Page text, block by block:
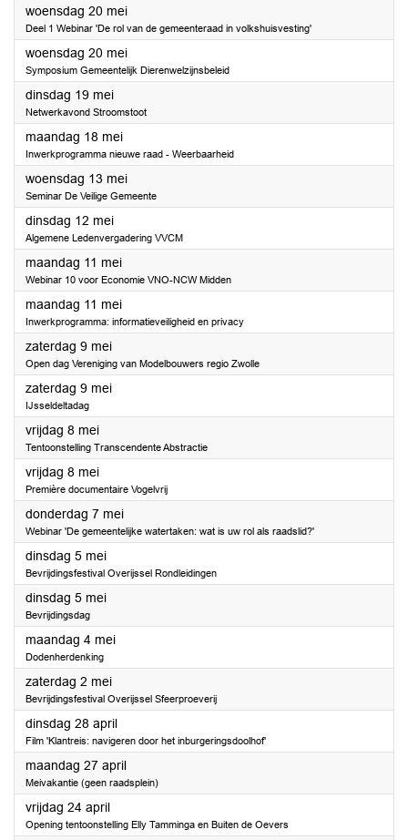
woensdag 20 mei2026
Deel 1 Webinar 'De rol van de gemeenteraad in volkshuisvesting'
woensdag 20 mei2026
Symposium Gemeentelijk Dierenwelzijnsbeleid
dinsdag 19 mei2026
Netwerkavond Stroomstoot
maandag 18 mei2026
Inwerkprogramma nieuwe raad - Weerbaarheid
woensdag 13 mei2026
Seminar De Veilige Gemeente
dinsdag 12 mei2026
Algemene Ledenvergadering VVCM
maandag 11 mei2026
Webinar 10 voor Economie VNO-NCW Midden
maandag 11 mei2026
Inwerkprogramma: informatieveiligheid en privacy
zaterdag 9 mei2026
Open dag Vereniging van Modelbouwers regio Zwolle
zaterdag 9 mei2026
IJsseldeltadag
vrijdag 8 mei2026
Tentoonstelling Transcendente Abstractie
vrijdag 8 mei2026
Première documentaire Vogelvrij
donderdag 7 mei2026
Webinar 'De gemeentelijke watertaken: wat is uw rol als raadslid?'
dinsdag 5 mei2026
Bevrijdingsfestival Overijssel Rondleidingen
dinsdag 5 mei2026
Bevrijdingsdag
maandag 4 mei2026
Dodenherdenking
zaterdag 2 mei2026
Bevrijdingsfestival Overijssel Sfeerproeverij
dinsdag 28 april2026
Film 'Klantreis: navigeren door het inburgeringsdoolhof'
maandag 27 april2026
Meivakantie (geen raadsplein)
vrijdag 24 april2026
Opening tentoonstelling Elly Tamminga en Buiten de Oevers